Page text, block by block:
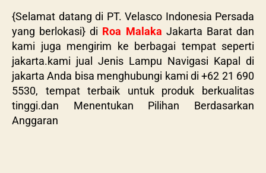
{Selamat datang di PT. Velasco Indonesia Persada
yang berlokasi} di Roa Malaka Jakarta Barat dan
kami juga mengirim ke berbagai tempat seperti
jakarta.kami jual Jenis Lampu Navigasi Kapal di
jakarta Anda bisa menghubungi kami di +62 21 690
5530, tempat terbaik untuk produk berkualitas
tinggi.dan Menentukan Pilihan Berdasarkan
Anggaran